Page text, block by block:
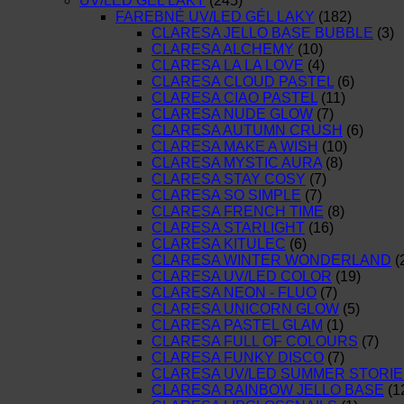
FAREBNÉ UV/LED GÉL LAKY (182)
CLARESA JELLO BASE BUBBLE (3)
CLARESA ALCHEMY (10)
CLARESA LA LA LOVE (4)
CLARESA CLOUD PASTEL (6)
CLARESA CIAO PASTEL (11)
CLARESA NUDE GLOW (7)
CLARESA AUTUMN CRUSH (6)
CLARESA MAKE A WISH (10)
CLARESA MYSTIC AURA (8)
CLARESA STAY COSY (7)
CLARESA SO SIMPLE (7)
CLARESA FRENCH TIME (8)
CLARESA STARLIGHT (16)
CLARESA KITULEC (6)
CLARESA WINTER WONDERLAND
CLARESA UV/LED COLOR (19)
CLARESA NEON - FLUO (7)
CLARESA UNICORN GLOW (5)
CLARESA PASTEL GLAM (1)
CLARESA FULL OF COLOURS (7)
CLARESA FUNKY DISCO (7)
CLARESA UV/LED SUMMER
CLARESA RAINBOW JELLO BASE